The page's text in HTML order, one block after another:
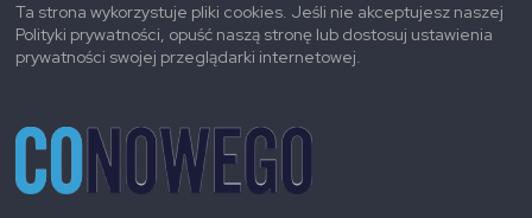
Ta strona wykorzystuje pliki cookies. Jeśli nie akceptujesz naszej
Polityki prywatności, opuść naszą stronę lub dostosuj ustawienia
prywatności swojej przeglądarki internetowej.